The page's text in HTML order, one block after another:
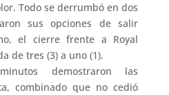
Todo se derrumbó en dos
sus opciones de salir
el cierre frente a Royal
de tres (3) a uno (1).
demostraron las
combinado que no cedió